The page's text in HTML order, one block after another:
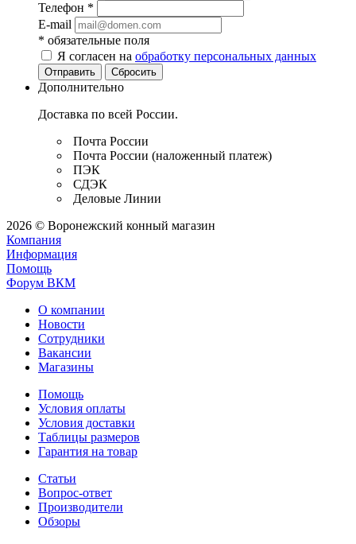
Телефон *
E-mail
* обязательные поля
Я согласен на обработку персональных данных
Отправить Сбросить
Дополнительно
Доставка по всей России.
Почта России
Почта России (наложенный платеж)
ПЭК
СДЭК
Деловые Линии
2026 © Воронежский конный магазин
Компания
Информация
Помощь
Форум ВКМ
О компании
Новости
Сотрудники
Вакансии
Магазины
Помощь
Условия оплаты
Условия доставки
Таблицы размеров
Гарантия на товар
Статьи
Вопрос-ответ
Производители
Обзоры